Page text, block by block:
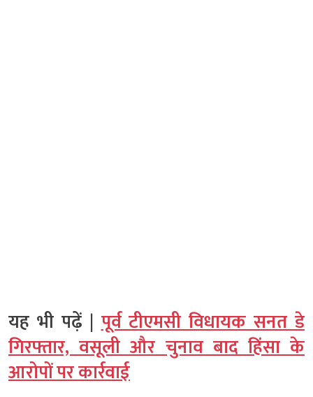
यह भी पढ़ें |पूर्व टीएमसी विधायक सनत डे
गिरफ्तार, वसूली और चुनाव बाद हिंसा के
आरोपों पर कार्रवाई